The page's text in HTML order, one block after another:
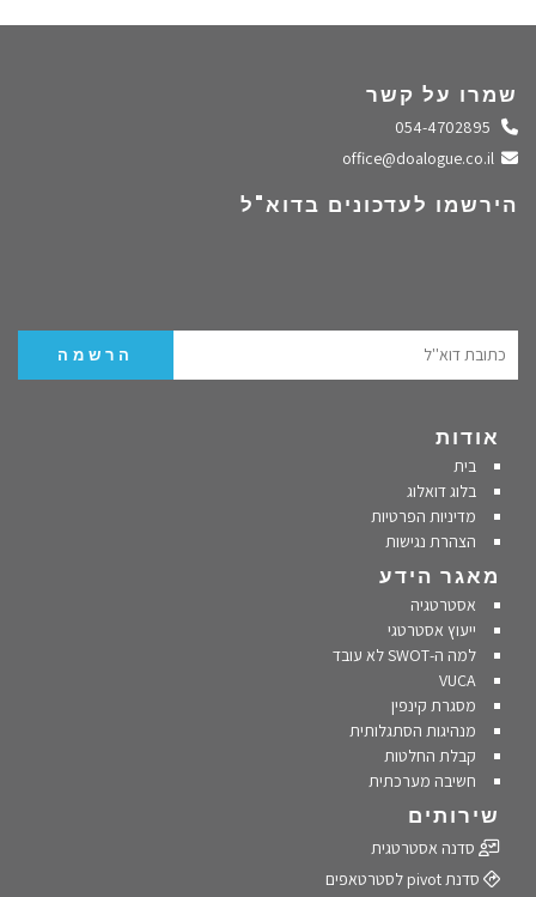
שמרו על קשר
התקשרו אלינו
שלחו מייל
הירשמו לעדכונים בדוא"ל
אודות
בית
בלוג דואלוג
מדיניות הפרטיות
הצהרת נגישות
מאגר הידע
אסטרטגיה
ייעוץ אסטרטגי
למה ה-SWOT לא עובד
VUCA
מסגרת קינפין
מנהיגות הסתגלותית
קבלת החלטות
חשיבה מערכתית
שירותים
סדנה אסטרטגית
סדנת pivot לסטרטאפים